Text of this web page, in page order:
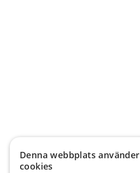
Denna webbplats använder
cookies